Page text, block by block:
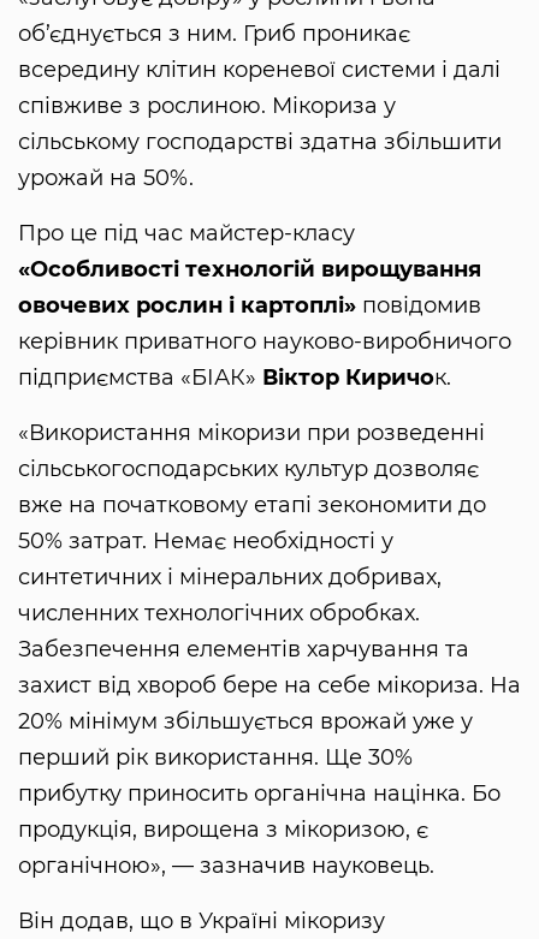
об’єднується з ним. Гриб проникає
всередину клітин кореневої системи і далі
співживе з рослиною. Мікориза у
сільському господарстві здатна збільшити
урожай на 50%.
Про це під час майстер-класу
«Особливості технологій вирощування
овочевих рослин і картоплі» повідомив
керівник приватного науково-виробничого
підприємства «БІАК» Віктор Киричок.
«Використання мікоризи при розведенні
сільськогосподарських культур дозволяє
вже на початковому етапі зекономити до
50% затрат. Немає необхідності у
синтетичних і мінеральних добривах,
численних технологічних обробках.
Забезпечення елементів харчування та
захист від хвороб бере на себе мікориза. На
20% мінімум збільшується врожай уже у
перший рік використання. Ще 30%
прибутку приносить органічна націнка. Бо
продукція, вирощена з мікоризою, є
органічною», — зазначив науковець.
Він додав, що в Україні мікоризу